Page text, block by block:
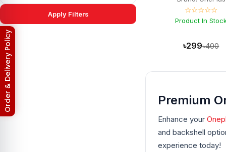
4
Asus ROG Phone 2
Asus ROG Phone 3
Asus Rog Phone 7 Ultimate
Apply Filters ☆☆☆☆☆
Product In
৳299৳400
Premium
Enhance your
and backshell
experience today!
Return & Refund Policy